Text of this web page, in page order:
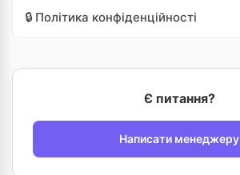
🔒 Політика конфіденційності
Є питання?
Написати менеджеру